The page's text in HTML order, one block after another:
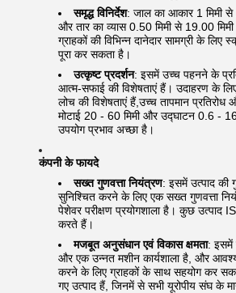
समृद्ध विनिर्देश: जाल का आकार 1 मिमी से
और तार का व्यास 0.50 मिमी से 19.00 मिमी
ग्राहकों की विभिन्न दानेदार सामग्री के
पूरा कर सकता है।
उत्कृष्ट प्रदर्शन: इसमें उच्च पहनने के
आत्म-सफाई की विशेषताएं हैं। उदाहरण के
लोच की विशेषताएं हैं,उच्च तापमान
मोटाई 20 - 60 मिमी और उद्घाटन 0.6 -
उपयोग प्रभाव अच्छा है।
कंपनी के फायदे
सख्त गुणवत्ता नियंत्रण: इसमें उत्पाद की
सुनिश्चित करने के लिए एक सख्त गुणवत्ता
पेशेवर परीक्षण प्रयोगशाला है। कुछ उत्पाद
करते हैं।
मजबूत अनुसंधान एवं विकास क्षमता: इसमें
और एक उन्नत मशीन कार्यशाला है, और
करने के लिए ग्राहकों के साथ सहयोग कर
गए उत्पाद हैं, जिनमें से सभी यूरोपीय संघ के